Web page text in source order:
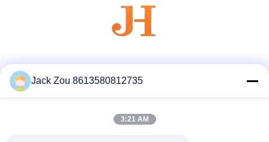
Contactez rapidement
Jack Zou 8613580812735
3:21 AM